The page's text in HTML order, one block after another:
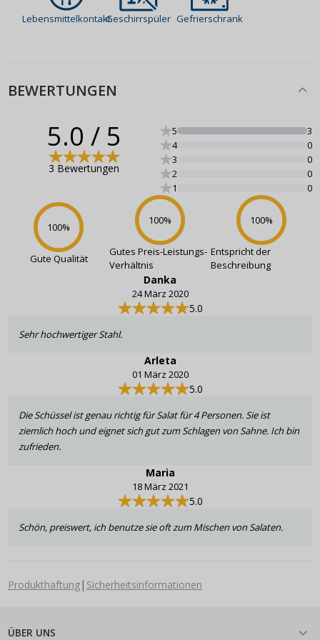
LebensmittelkontaktGeschirrspüler Gefrierschrank
BEWERTUNGEN
5.0 / 5
3 Bewertungen
5
3
4
0
3
0
2
0
1
0
100%
Gute Qualität
100%
Gutes Preis-Leistungs-
Verhältnis
100%
Entspricht der
Beschreibung
Danka
24 März 2020
5.0
Sehr hochwertiger Stahl.
Arleta
01 März 2020
5.0
Die Schüssel ist genau richtig für Salat für 4 Personen. Sie ist
ziemlich hoch und eignet sich gut zum Schlagen von Sahne. Ich bin
zufrieden.
Maria
18 März 2021
5.0
Schön, preiswert, ich benutze sie oft zum Mischen von Salaten.
Produkthaftung| Sicherheitsinformationen
ÜBER UNS